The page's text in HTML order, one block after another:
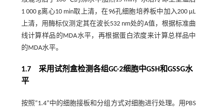
1 000 g离心10 min取上清，在96孔细胞培养板中加入200 µL
上清，用酶标仪测定其在波长532 nm处的A值，根据标准曲
线计算样品的MDA水平，再根据蛋白浓度来计算总样品中
的MDA水平。
1.7 采用试剂盒检测各组GC-2细胞中GSH和GSSG水
平
按照“1.4”中的细胞接板和分组方式对细胞进行处理。用PBS